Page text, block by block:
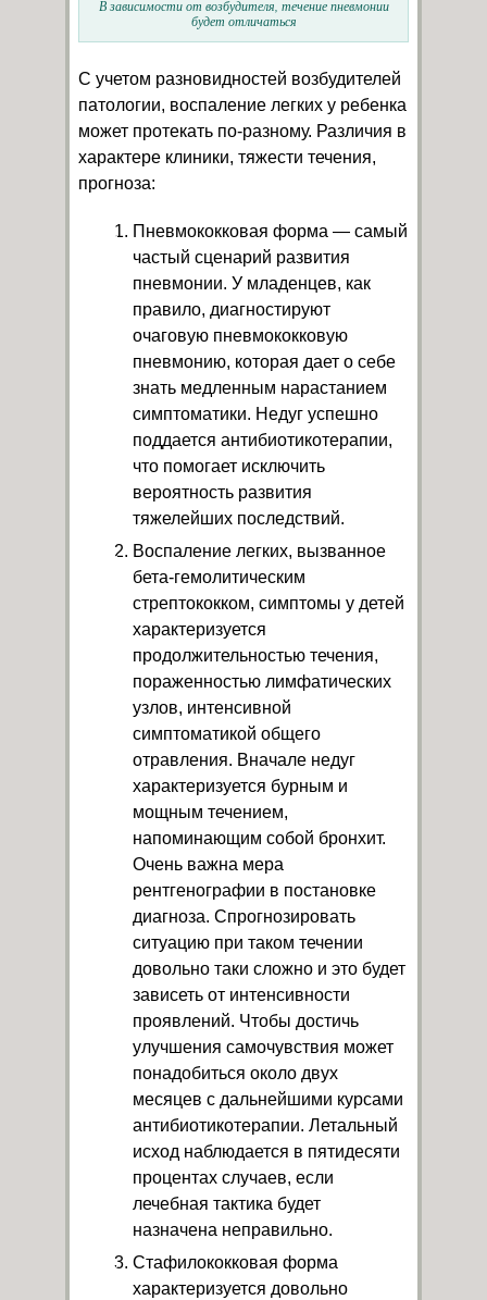
В зависимости от возбудителя, течение пневмонии
будет отличаться
С учетом разновидностей возбудителей
патологии, воспаление легких у ребенка
может протекать по-разному. Различия в
характере клиники, тяжести течения,
прогноза:
Пневмококковая форма — самый
частый сценарий развития
пневмонии. У младенцев, как
правило, диагностируют
очаговую пневмококковую
пневмонию, которая дает о себе
знать медленным нарастанием
симптоматики. Недуг успешно
поддается антибиотикотерапии,
что помогает исключить
вероятность развития
тяжелейших последствий.
Воспаление легких, вызванное
бета-гемолитическим
стрептококком, симптомы у детей
характеризуется
продолжительностью течения,
пораженностью лимфатических
узлов, интенсивной
симптоматикой общего
отравления. Вначале недуг
характеризуется бурным и
мощным течением,
напоминающим собой бронхит.
Очень важна мера
рентгенографии в постановке
диагноза. Спрогнозировать
ситуацию при таком течении
довольно таки сложно и это будет
зависеть от интенсивности
проявлений. Чтобы достичь
улучшения самочувствия может
понадобиться около двух
месяцев с дальнейшими курсами
антибиотикотерапии. Летальный
исход наблюдается в пятидесяти
процентах случаев, если
лечебная тактика будет
назначена неправильно.
Стафилококковая форма
характеризуется довольно